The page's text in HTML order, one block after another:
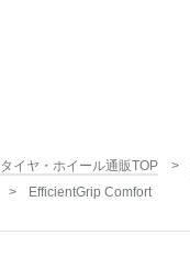
タイヤ・ホイール通販TOP
EfficientGrip Comfort